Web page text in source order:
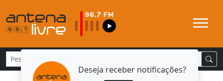
Deseja receber notificações?